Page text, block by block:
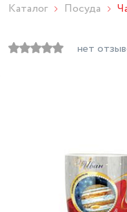
Каталог Посуда
нет